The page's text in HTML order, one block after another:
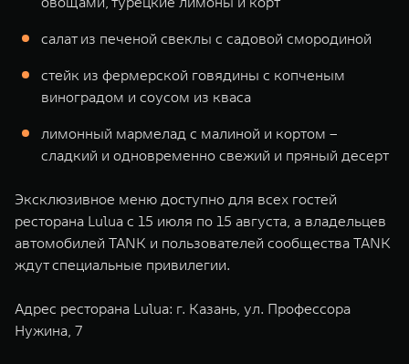
салат из печеной свеклы с садовой смородиной
стейк из фермерской говядины с копченым
виноградом и соусом из кваса
лимонный мармелад с малиной и кортом –
сладкий и одновременно свежий и пряный десерт
Эксклюзивное меню доступно для всех гостей
ресторана Lulua с 15 июля по 15 августа, а владельцев
автомобилей TANK и пользователей сообщества TANK
ждут специальные привилегии.
Адрес ресторана Lulua: г. Казань, ул. Профессора
Нужина, 7